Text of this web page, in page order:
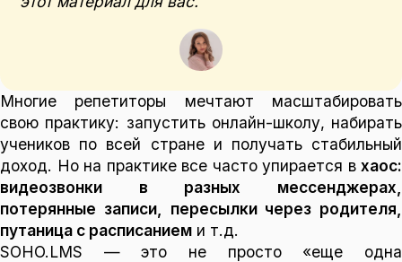
Многие репетиторы мечтают масштабировать
свою практику: запустить онлайн-школу, набирать
учеников по всей стране и получать стабильный
доход. Но на практике все часто упирается в хаос:
видеозвонки в разных мессенджерах,
потерянные записи, пересылки через родителя,
путаница с расписанием и т.д.
SOHO.LMS — это не просто «еще одна